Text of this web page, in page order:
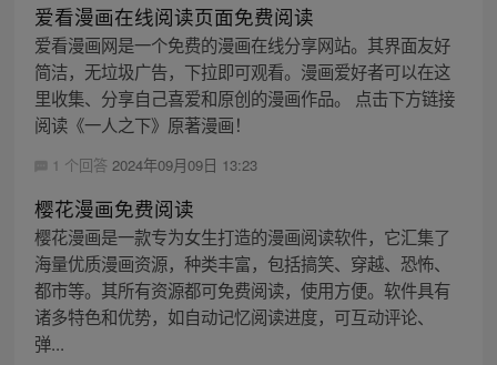
爱看漫画在线阅读页面免费阅读
爱看漫画网是一个免费的漫画在线分享网站。其界面友好
简洁，无垃圾广告，下拉即可观看。漫画爱好者可以在这
里收集、分享自己喜爱和原创的漫画作品。 点击下方链接
阅读《一人之下》原著漫画！
1 个回答 2024年09月09日 13:23
樱花漫画免费阅读
樱花漫画是一款专为女生打造的漫画阅读软件，它汇集了
海量优质漫画资源，种类丰富，包括搞笑、穿越、恐怖、
都市等。其所有资源都可免费阅读，使用方便。软件具有
诸多特色和优势，如自动记忆阅读进度，可互动评论、
弹...